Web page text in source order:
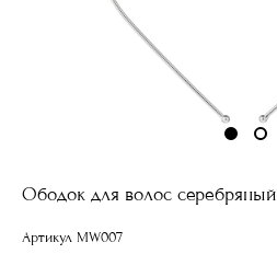
Ободок для волос серебряный
Артикул MW007